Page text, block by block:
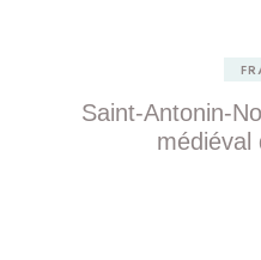
Saint-Antonin-
médiéval